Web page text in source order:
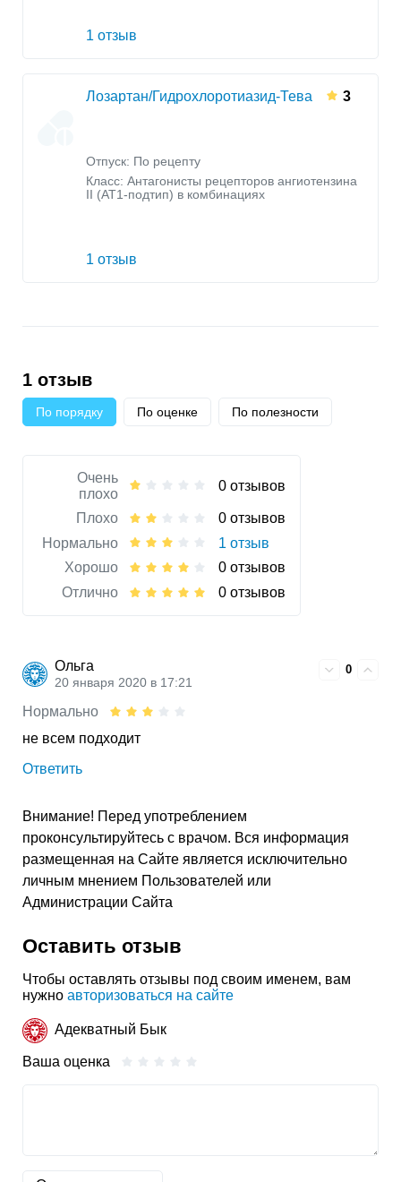
1 отзыв
Лозартан/Гидрохлоротиазид-Тева 3
Отпуск: По рецепту
Класс: Антагонисты рецепторов ангиотензина
II (AT1-подтип) в комбинациях
1 отзыв
1 отзыв
По порядку По оценке По полезности
Очень
плохо
0 отзывов
Плохо
0 отзывов
Нормально
1 отзыв
Хорошо
0 отзывов
Отлично
0 отзывов
Ольга
20 января 2020 в 17:21
0
Нормально
не всем подходит
Ответить
Внимание! Перед употреблением
проконсультируйтесь с врачом. Вся информация
размещенная на Сайте является исключительно
личным мнением Пользователей или
Администрации Сайта
Оставить отзыв
Чтобы оставлять отзывы под своим именем, вам
нужно авторизоваться на сайте
Адекватный Бык
Ваша оценка